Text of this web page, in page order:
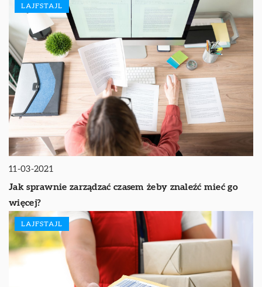
LAJFSTAJL
11-03-2021
Jak sprawnie zarządzać czasem żeby znaleźć mieć go
więcej?
LAJFSTAJL